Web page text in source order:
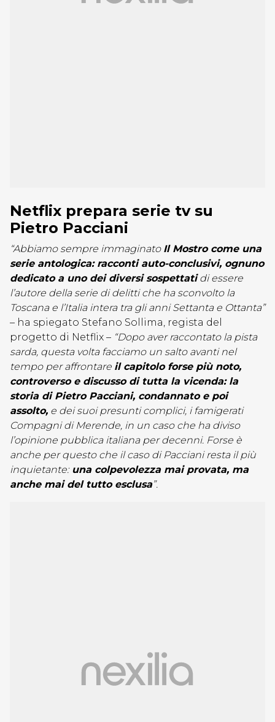
Netflix prepara serie tv su
Pietro Pacciani
“Abbiamo sempre immaginato Il Mostro come una
serie antologica: racconti auto-conclusivi, ognuno
dedicato a uno dei diversi sospettatidi essere
l’autore della serie di delitti che ha sconvolto la
Toscana e l’Italia intera tra gli anni Settanta e Ottanta”
– ha spiegato Stefano Sollima, regista del
progetto di Netflix – “Dopo aver raccontato la pista
sarda, questa volta facciamo un salto avanti nel
tempo per affrontare il capitolo forse più noto,
controverso e discusso di tutta la vicenda: la
storia di Pietro Pacciani, condannato e poi
assolto, e dei suoi presunti complici, i famigerati
Compagni di Merende, in un caso che ha diviso
l’opinione pubblica italiana per decenni. Forse è
anche per questo che il caso di Pacciani resta il più
inquietante:una colpevolezza mai provata, ma
anche mai del tutto esclusa”.